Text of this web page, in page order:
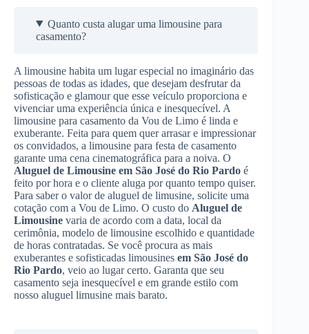
Quanto custa alugar uma limousine para
casamento?
A limousine habita um lugar especial no imaginário das
pessoas de todas as idades, que desejam desfrutar da
sofisticação e glamour que esse veículo proporciona e
vivenciar uma experiência única e inesquecível. A
limousine para casamento da Vou de Limo é linda e
exuberante. Feita para quem quer arrasar e impressionar
os convidados, a limousine para festa de casamento
garante uma cena cinematográfica para a noiva. O
Aluguel de Limousine em São José do Rio Pardo é
feito por hora e o cliente aluga por quanto tempo quiser.
Para saber o valor de aluguel de limusine, solicite uma
cotação com a Vou de Limo. O custo do Aluguel de
Limousine varia de acordo com a data, local da
cerimônia, modelo de limousine escolhido e quantidade
de horas contratadas. Se você procura as mais
exuberantes e sofisticadas limousines em São José do
Rio Pardo, veio ao lugar certo. Garanta que seu
casamento seja inesquecível e em grande estilo com
nosso aluguel limusine mais barato.